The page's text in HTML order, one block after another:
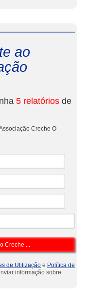
ao
5 relatórios de
Creche O
de Utilização e Política de
informação sobre